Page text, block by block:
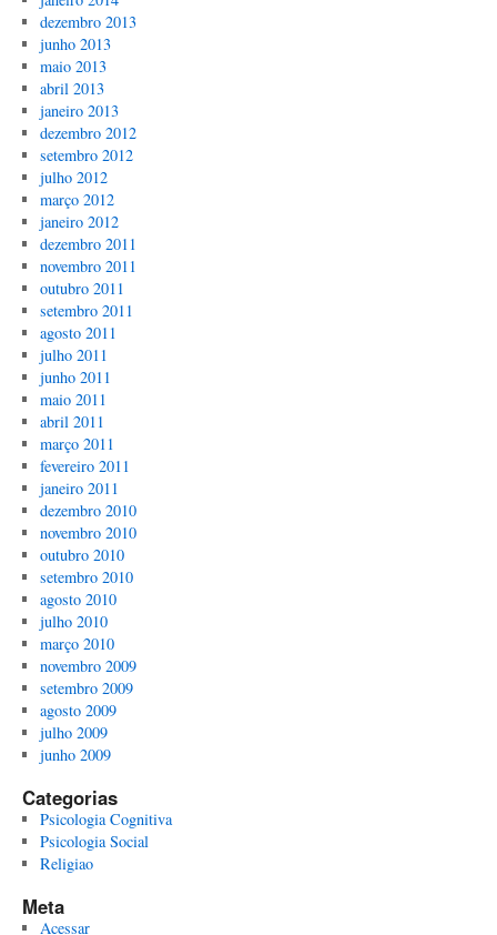
dezembro 2013
junho 2013
maio 2013
abril 2013
janeiro 2013
dezembro 2012
setembro 2012
julho 2012
março 2012
janeiro 2012
dezembro 2011
novembro 2011
outubro 2011
setembro 2011
agosto 2011
julho 2011
junho 2011
maio 2011
abril 2011
março 2011
fevereiro 2011
janeiro 2011
dezembro 2010
novembro 2010
outubro 2010
setembro 2010
agosto 2010
julho 2010
março 2010
novembro 2009
setembro 2009
agosto 2009
julho 2009
junho 2009
Categorias
Psicologia Cognitiva
Psicologia Social
Religiao
Meta
Acessar